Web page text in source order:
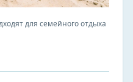
для семейного отдыха